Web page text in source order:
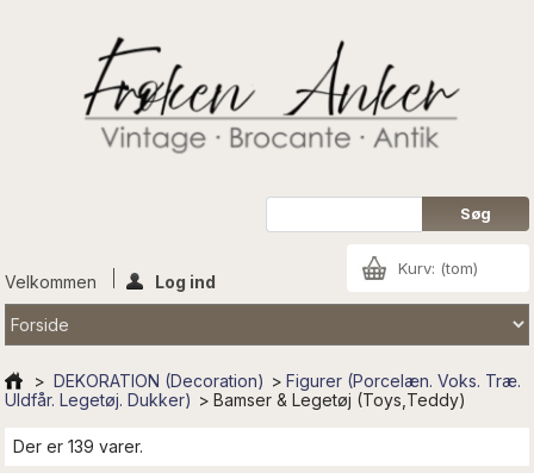
Kurv: (tom)
Velkommen Log ind
> DEKORATION (Decoration) > Figurer (Porcelæn. Voks. Træ.
Uldfår. Legetøj. Dukker) > Bamser & Legetøj (Toys,Teddy)
Der er 139 varer.